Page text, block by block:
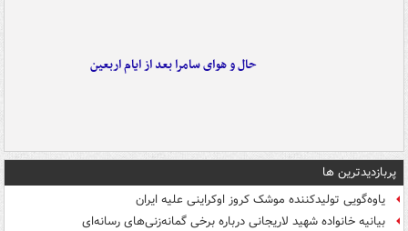
حال و هوای سامرا بعد از ایام اربعین
پربازدیدترین ها
یاوه‌گویی تولیدکننده موشک کروز اوکراینی علیه ایران
بیانیه خانواده شهید لاریجانی درباره برخی گمانه‌زنی‌های رسانه‌ای